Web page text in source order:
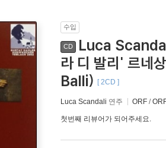
수입
CD
Luca
라 디 발리' 르
Balli)
[ 2CD ]
Luca Scandali 연주 ORF /
첫번째 리뷰어가 되어주세요.